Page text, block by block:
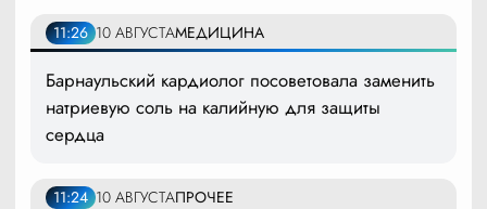
11:26 10 АВГУСТАМЕДИЦИНА
Барнаульский кардиолог посоветовала заменить
натриевую соль на калийную для защиты
сердца
11:24 10 АВГУСТАПРОЧЕЕ